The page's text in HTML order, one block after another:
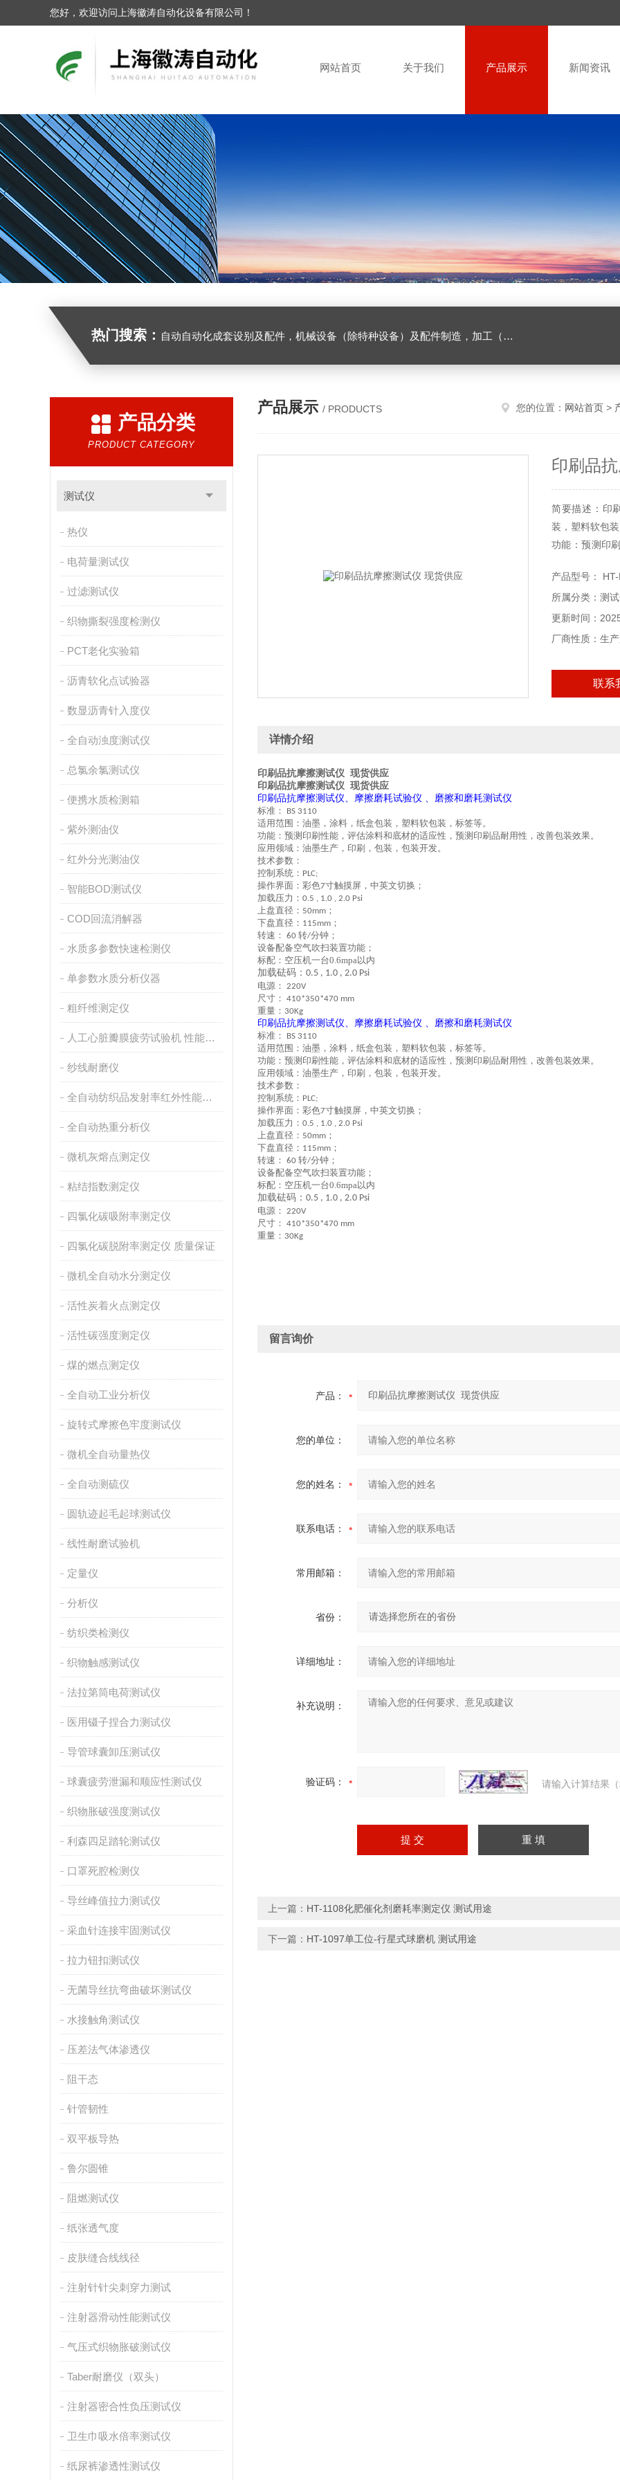
您好，欢迎访问上海徽涛自动化设备有限公司！
网站首页 关于我们 产品展示 新闻资讯
热门搜索： 自动自动化成套设别及配件，机械设备（除特种设备）及配件制造，加工（以上限分支机构经营），设计，批发，零售，模具，五金制品，工具加工（限分支机构经营），设计，批发，零售。五金交电，金属材料，金属制品，不锈钢制品，建筑材料，钢材，橡塑制品，环保设备，润滑剂，汽车配件，摩托车配件的批发，零售。（企业经营涉及行政许可的，凭许可证件经营）化成套设别及配件，机械设备（除特种设备）及配件制造，加工（以上限分支机构经营），设计，批发，零售，模具，五金制品，工具加工（限分支机构经营），设计，批发，零售。五金交电，金属材料，金属制品，不锈钢制品，建筑材料，钢材，橡塑制品，环保设备，润滑剂，汽车配件，摩托车配件的批发，零售。（企业经营涉及行政许可的，凭许可证件经营）
产品分类
PRODUCT CATEGORY
测试仪
热仪
电荷量测试仪
过滤测试仪
织物撕裂强度检测仪
PCT老化实验箱
沥青软化点试验器
数显沥青针入度仪
全自动浊度测试仪
总氯余氯测试仪
便携水质检测箱
紫外测油仪
红外分光测油仪
智能BOD测试仪
COD回流消解器
水质多参数快速检测仪
单参数水质分析仪器
粗纤维测定仪
人工心脏瓣膜疲劳试验机 性能稳定
纱线耐磨仪
全自动纺织品发射率红外性能分析
全自动热重分析仪
微机灰熔点测定仪
粘结指数测定仪
四氯化碳吸附率测定仪
四氯化碳脱附率测定仪 质量保证
微机全自动水分测定仪
活性炭着火点测定仪
活性碳强度测定仪
煤的燃点测定仪
全自动工业分析仪
旋转式摩擦色牢度测试仪
微机全自动量热仪
全自动测硫仪
圆轨迹起毛起球测试仪
线性耐磨试验机
定量仪
分析仪
纺织类检测仪
织物触感测试仪
法拉第筒电荷测试仪
医用镊子捏合力测试仪
导管球囊卸压测试仪
球囊疲劳泄漏和顺应性测试仪
织物胀破强度测试仪
利森四足踏轮测试仪
口罩死腔检测仪
导丝峰值拉力测试仪
采血针连接牢固测试仪
拉力钮扣测试仪
无菌导丝抗弯曲破坏测试仪
水接触角测试仪
压差法气体渗透仪
阻干态
针管韧性
双平板导热
鲁尔圆锥
阻燃测试仪
纸张透气度
皮肤缝合线线径
注射针针尖刺穿力测试
注射器滑动性能测试仪
气压式织物胀破测试仪
Taber耐磨仪（双头）
注射器密合性负压测试仪
卫生巾吸水倍率测试仪
纸尿裤渗透性测试仪
产品展示 / PRODUCTS 您的位置： 网站首页 >
印刷品
简要描述：印
装，塑料软包装
功能：预测印
应用领域：油
产品型号：
所属分类：测
更新时间：
厂商性质：生
联系
详情介绍
印刷品抗摩擦测试仪 现货供应
印刷品抗摩擦测试仪 现货供应
印刷品抗摩擦测试仪、 摩擦磨耗试验仪 、 磨擦和磨耗测试仪
标准：
BS 3110
适用范围：油墨，涂料，纸盒包装，塑料软包装，标签等。
功能：预测印刷性能，评估涂料和底材的适应性，预测印刷品耐用性，改善包装效果。
应用领域：油墨生产，印刷，包装，包装开发。
技术参数：
控制系统： PLC;
操作界面：彩色7寸触摸屏，中英文切换；
加载压力： 0.5 , 1.0 , 2.0 Psi
上盘直径： 50mm ；
下盘直径： 115mm ；
转速： 60 转/分钟；
设备配备空气吹扫装置功能；
标配：空压机一台0.6mpa以内
加载砝码： 0.5 , 1.0 , 2.0 Psi
电源： 220V
尺寸： 410*350*470 mm
重量： 30Kg
印刷品抗摩擦测试仪、 摩擦磨耗试验仪 、 磨擦和磨耗测试仪
标准：
BS 3110
适用范围：油墨，涂料，纸盒包装，塑料软包装，标签等。
功能：预测印刷性能，评估涂料和底材的适应性，预测印刷品耐用性，改善包装效果。
应用领域：油墨生产，印刷，包装，包装开发。
技术参数：
控制系统： PLC;
操作界面：彩色7寸触摸屏，中英文切换；
加载压力： 0.5 , 1.0 , 2.0 Psi
上盘直径： 50mm ；
下盘直径： 115mm ；
转速： 60 转/分钟；
设备配备空气吹扫装置功能；
标配：空压机一台0.6mpa以内
加载砝码： 0.5 , 1.0 , 2.0 Psi
电源： 220V
尺寸： 410*350*470 mm
重量： 30Kg
留言询价
产品：
您的单位：
您的姓名：
联系电话：
常用邮箱：
省份：
详细地址：
补充说明：
验证码： 请输入计算结果
上一篇： HT-1108化肥催化剂磨耗率测定仪 测试用途
下一篇： HT-1097单工位-行星式球磨机 测试用途